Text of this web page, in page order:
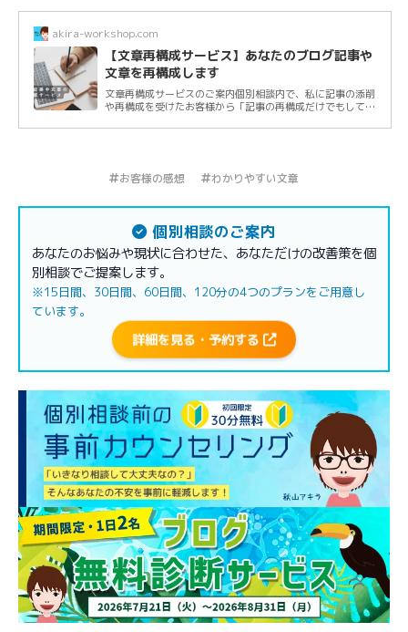
akira-workshop.com
【文章再構成サービス】あなたのブログ記事や
文章を再構成します
文章再構成サービスのご案内個別相談内で、私に記事の添削
や再構成を受けたお客様から「記事の再構成だけでもしてほ
お客様の感想 わかりやすい文章
個別相談のご案内
あなたのお悩みや現状に合わせた、あなただけの改善策を個
別相談でご提案します。
※15日間、30日間、60日間、120分の4つのプランをご用意し
ています。
詳細を見る・予約する